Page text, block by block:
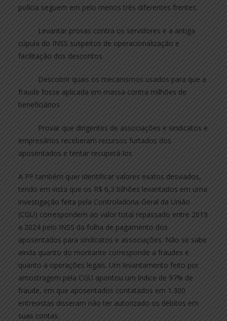
polícia seguem em pelo menos três diferentes frentes:
· Levantar provas contra os servidores e a antiga
cúpula do INSS suspeitos de operacionalização e
facilitação dos descontos
· Descobrir quais os mecanismos usados para que a
fraude fosse aplicada em massa contra milhões de
beneficiários
· Provar que dirigentes de associações e sindicatos e
empresários receberam recursos furtados dos
aposentados e tentar recuperá-los
A PF também quer identificar valores exatos desviados,
tendo em vista que os R$ 6,3 bilhões levantados em uma
investigação feita pela Controladoria-Geral da União
(CGU) correspondem ao valor total repassado entre 2019
a 2024 pelo INSS da folha de pagamento dos
aposentados para sindicatos e associações. Não se sabe
ainda quanto do montante corresponde a fraudes e
quanto a operações legais. Um levantamento feito por
amostragem pela CGU apontou um índice de 97% de
fraude, em que aposentados contatados em 1.300
entrevistas disseram não ter autorizado os débitos em
suas contas.